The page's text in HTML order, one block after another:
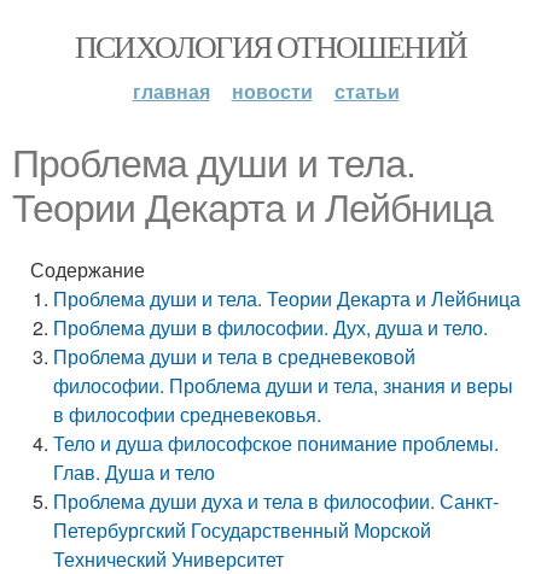
ПСИХОЛОГИЯ ОТНОШЕНИЙ
главная новости статьи
Проблема души и тела.
Теории Декарта и Лейбница
Содержание
Проблема души и тела. Теории Декарта и Лейбница
Проблема души в философии. Дух, душа и тело.
Проблема души и тела в средневековой
философии. Проблема души и тела, знания и веры
в философии средневековья.
Тело и душа философское понимание проблемы.
Глав. Душа и тело
Проблема души духа и тела в философии. Санкт-
Петербургский Государственный Морской
Технический Университет